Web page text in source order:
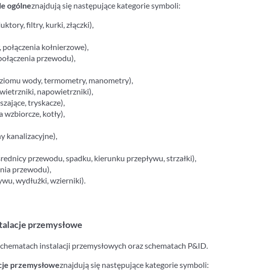
ogólneznajdują się następujące kategorie symboli:
filtry, kurki, złączki),
kołnierzowe),
przewodu),
wody, termometry, manometry),
napowietrzniki),
tryskacze),
wzbiorcze, kotły),
kanalizacyjne),
przewodu, spadku, kierunku przepływu, strzałki),
przewodu),
wydłużki, wzierniki).
przemysłowe
instalacji przemysłowych oraz schematach P&ID.
przemysłoweznajdują się następujące kategorie symboli: